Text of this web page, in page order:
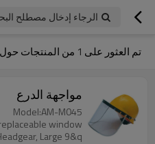
الرجاء إدخال مصطلح
تم العثور على 1 من المنتجات حول
مواجهة الدرع
Model:AM-M045
window
Large 9&q